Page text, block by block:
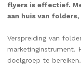
flyers is effectief.
aan huis van
Verspreiding van
marketinginstrument.
doelgroep te